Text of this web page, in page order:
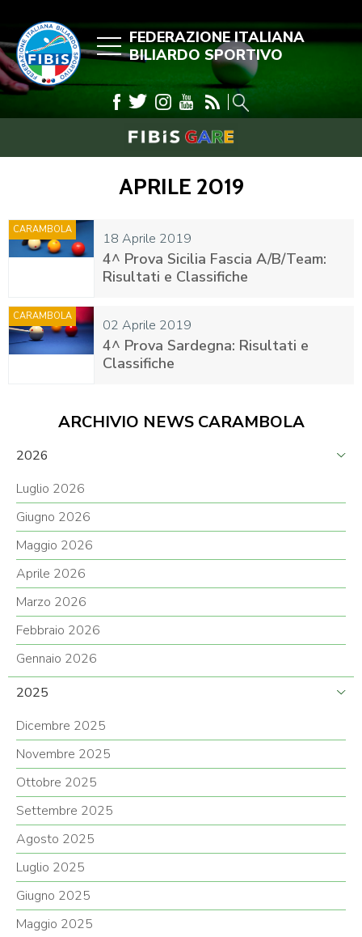
FEDERAZIONE ITALIANA
BILIARDO SPORTIVO
APRILE 2019
18 Aprile 2019
CARAMBOLA
4^ Prova Sicilia Fascia A/B/Team:
Risultati e Classifiche
02 Aprile 2019
CARAMBOLA
4^ Prova Sardegna: Risultati e
Classifiche
ARCHIVIO NEWS CARAMBOLA
2026
Luglio 2026
Giugno 2026
Maggio 2026
Aprile 2026
Marzo 2026
Febbraio 2026
Gennaio 2026
2025
Dicembre 2025
Novembre 2025
Ottobre 2025
Settembre 2025
Agosto 2025
Luglio 2025
Giugno 2025
Maggio 2025